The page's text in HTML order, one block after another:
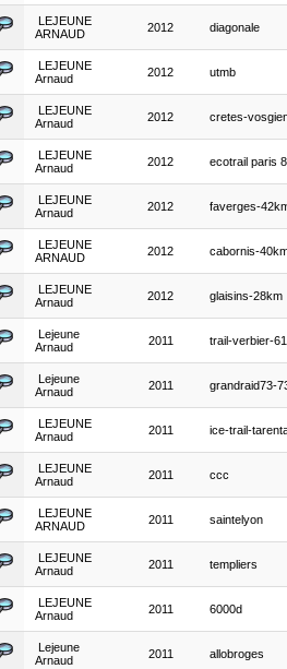
LEJEUNE
ARNAUD
2012 diagonale
LEJEUNE
Arnaud
2012 utmb
LEJEUNE
Arnaud
2012 cretes-
LEJEUNE
Arnaud
2012 ecotrail paris
LEJEUNE
Arnaud
2012 faverges-
LEJEUNE
ARNAUD
2012 cabornis-
LEJEUNE
Arnaud
2012 glaisins-28km
Lejeune
Arnaud
2011 trail-verbier-
Lejeune
Arnaud
2011 grandraid73-
LEJEUNE
Arnaud
2011 ice-trail-
LEJEUNE
Arnaud
2011 ccc
LEJEUNE
ARNAUD
2011 saintelyon
LEJEUNE
Arnaud
2011 templiers
LEJEUNE
Arnaud
2011 6000d
Lejeune
Arnaud
2011 allobroges